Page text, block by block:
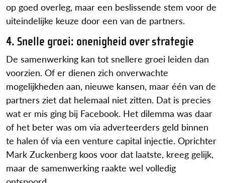
op goed overleg, maar een beslissende stem voor de
uiteindelijke keuze door een van de partners.
4. Snelle groei: onenigheid over strategie
De samenwerking kan tot snellere groei leiden dan
voorzien. Of er dienen zich onverwachte
mogelijkheden aan, nieuwe kansen, maar één van de
partners ziet dat helemaal niet zitten. Dat is precies
wat er mis ging bij Facebook. Het dilemma was daar
of het beter was om via adverteerders geld binnen
te halen óf via een venture capital injectie. Oprichter
Mark Zuckenberg koos voor dat laatste, kreeg gelijk,
maar de samenwerking raakte wel volledig